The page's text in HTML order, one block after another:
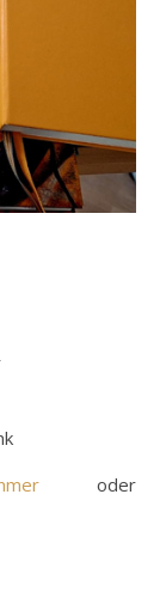
oder